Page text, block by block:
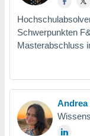
Schwerpunkten
Masterabschluss
Andrea